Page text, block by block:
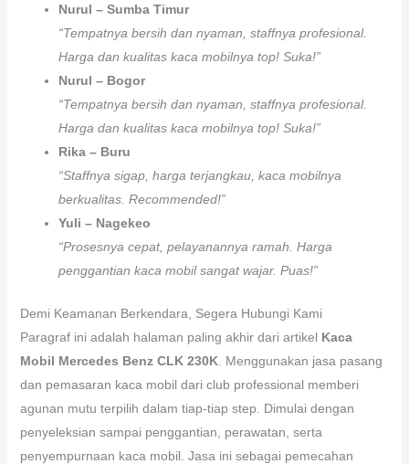
Nurul – Sumba Timur
“Tempatnya bersih dan nyaman, staffnya profesional.
Harga dan kualitas kaca mobilnya top! Suka!”
Nurul – Bogor
“Tempatnya bersih dan nyaman, staffnya profesional.
Harga dan kualitas kaca mobilnya top! Suka!”
Rika – Buru
“Staffnya sigap, harga terjangkau, kaca mobilnya
berkualitas. Recommended!”
Yuli – Nagekeo
“Prosesnya cepat, pelayanannya ramah. Harga
penggantian kaca mobil sangat wajar. Puas!”
Demi Keamanan Berkendara, Segera Hubungi Kami
Paragraf ini adalah halaman paling akhir dari artikel Kaca
Mobil Mercedes Benz CLK 230K. Menggunakan jasa pasang
dan pemasaran kaca mobil dari club professional memberi
agunan mutu terpilih dalam tiap-tiap step. Dimulai dengan
penyeleksian sampai penggantian, perawatan, serta
penyempurnaan kaca mobil. Jasa ini sebagai pemecahan